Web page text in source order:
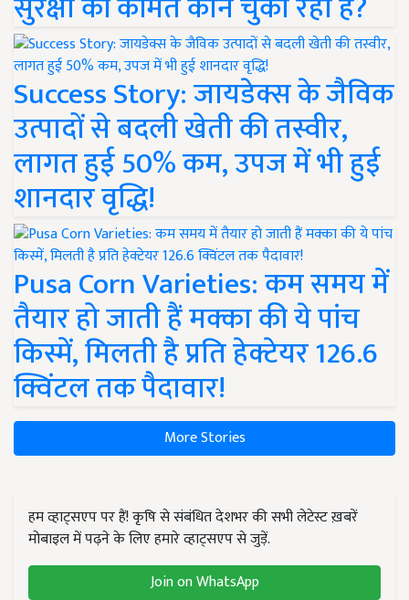
Success Story: जायडेक्स के जैविक
उत्पादों से बदली खेती की तस्वीर,
लागत हुई 50% कम, उपज में भी हुई
शानदार वृद्धि!
Pusa Corn Varieties: कम समय में
तैयार हो जाती हैं मक्का की ये पांच
किस्में, मिलती है प्रति हेक्टेयर 126.6
क्विंटल तक पैदावार!
More Stories
हम व्हाट्सएप पर हैं! कृषि से संबंधित देशभर की सभी लेटेस्ट ख़बरें
मोबाइल में पढ़ने के लिए हमारे व्हाट्सएप से जुड़ें.
Join on WhatsApp